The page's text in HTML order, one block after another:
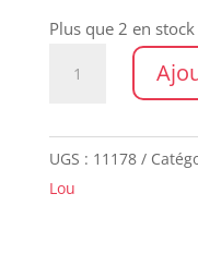
Plus que 2 en stock
créole
UGS : 11178
Lou